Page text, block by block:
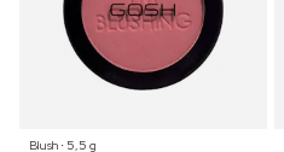
Blush ⋅ 5,5 g